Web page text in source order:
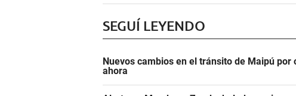
SEGUÍ LEYENDO
Nuevos cambios en el tránsito de Maipú
ahora